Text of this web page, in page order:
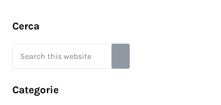
Sidebar
Cerca
Categorie